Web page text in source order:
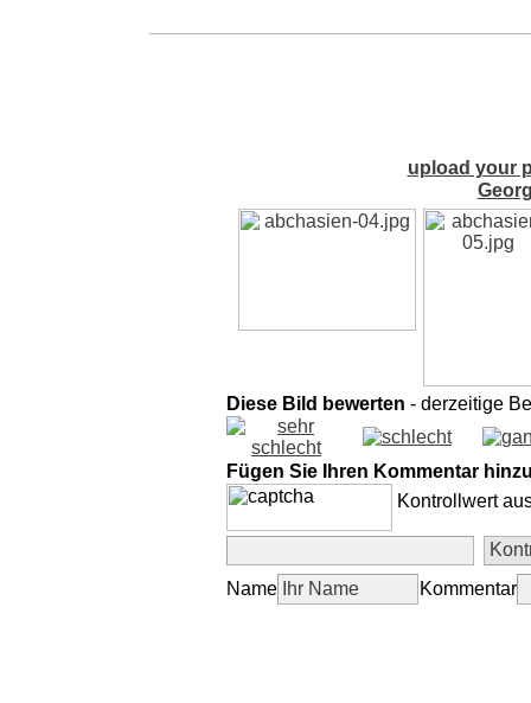
upload your
Diese Bild bewerten - derzeitige
Fügen Sie Ihren Kommentar
Kontrollwert
Name Kommentar